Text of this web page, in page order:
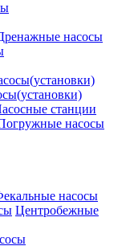
насосы
станции
насосы
насосы
Центробежные